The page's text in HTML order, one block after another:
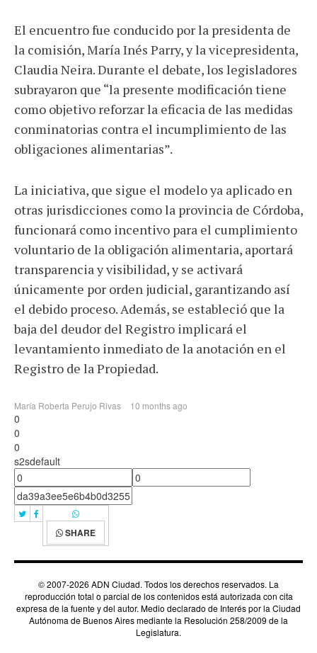
El encuentro fue conducido por la presidenta de
la comisión, María Inés Parry, y la vicepresidenta,
Claudia Neira. Durante el debate, los legisladores
subrayaron que “la presente modificación tiene
como objetivo reforzar la eficacia de las medidas
conminatorias contra el incumplimiento de las
obligaciones alimentarias”.
La iniciativa, que sigue el modelo ya aplicado en
otras jurisdicciones como la provincia de Córdoba,
funcionará como incentivo para el cumplimiento
voluntario de la obligación alimentaria, aportará
transparencia y visibilidad, y se activará
únicamente por orden judicial, garantizando así
el debido proceso. Además, se estableció que la
baja del deudor del Registro implicará el
levantamiento inmediato de la anotación en el
Registro de la Propiedad.
María Roberta Perujo Rivas 10 months ago
0
0
0
s2sdefault
SHARE
© 2007-2026 ADN Ciudad. Todos los derechos reservados. La
reproducción total o parcial de los contenidos está autorizada con cita
expresa de la fuente y del autor. Medio declarado de Interés por la Ciudad
Autónoma de Buenos Aires mediante la Resolución 258/2009 de la
Legislatura.